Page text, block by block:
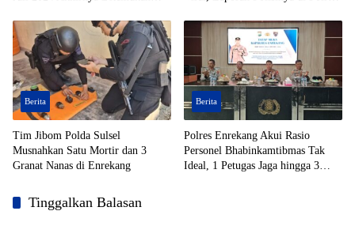
Kecamatan Bungku Timur,
Kabupaten Morowali, Dalam
Kondisi Tak Bernyawa
Berita
Tim Jibom Polda Sulsel
Musnahkan Satu Mortir dan 3
Granat Nanas di Enrekang
Berita
Polres Enrekang Akui Rasio
Personel Bhabinkamtibmas Tak
Ideal, 1 Petugas Jaga hingga 3
Tinggalkan Balasan